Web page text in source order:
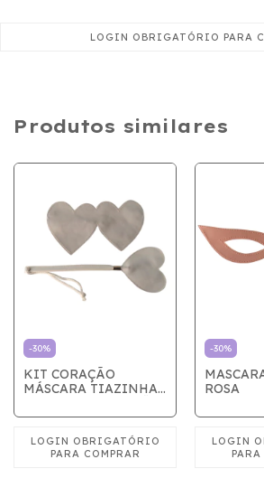
Produtos similares
-30%
KIT CORAÇÃO
MÁSCARA TIAZINHA
BRANCO
-30%
ROSA